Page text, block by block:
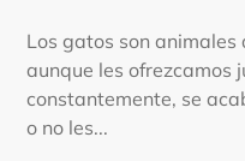
Los gatos son
aunque les ofrezcamos
constantemente, se
o no les...